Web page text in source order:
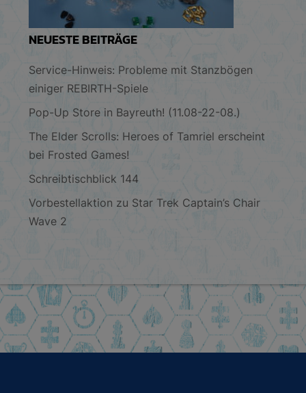
NEUESTE BEITRÄGE
Service-Hinweis: Probleme mit Stanzbögen
einiger REBIRTH-Spiele
Pop-Up Store in Bayreuth! (11.08-22-08.)
The Elder Scrolls: Heroes of Tamriel erscheint
bei Frosted Games!
Schreibtischblick 144
Vorbestellaktion zu Star Trek Captain’s Chair
Wave 2